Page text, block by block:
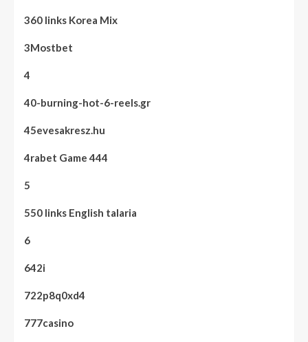
360 links Korea Mix
3Mostbet
4
40-burning-hot-6-reels.gr
45evesakresz.hu
4rabet Game 444
5
550 links English talaria
6
642i
722p8q0xd4
777casino